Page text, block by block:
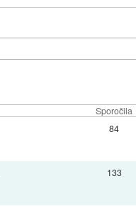
Sporočila
84
133